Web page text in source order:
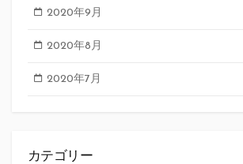
2020年9月
2020年8月
2020年7月
カテゴリー